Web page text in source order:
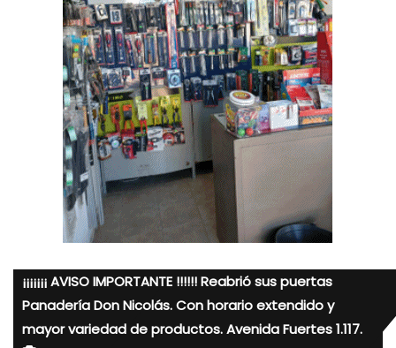
¡¡¡¡¡¡¡ AVISO IMPORTANTE !!!!!! Reabrió sus puertas
Panadería Don Nicolás. Con horario extendido y
mayor variedad de productos. Avenida Fuertes 1.117.